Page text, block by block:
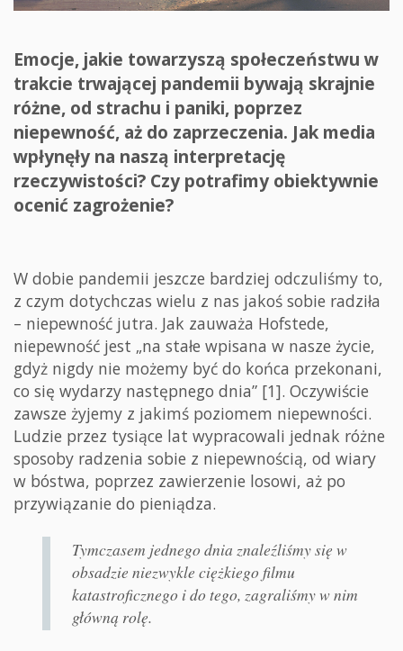
Emocje, jakie towarzyszą społeczeństwu w
trakcie trwającej pandemii bywają skrajnie
różne, od strachu i paniki, poprzez
niepewność, aż do zaprzeczenia. Jak media
wpłynęły na naszą interpretację
rzeczywistości? Czy potrafimy obiektywnie
ocenić zagrożenie?
W dobie pandemii jeszcze bardziej odczuliśmy to,
z czym dotychczas wielu z nas jakoś sobie radziła
– niepewność jutra. Jak zauważa Hofstede,
niepewność jest „na stałe wpisana w nasze życie,
gdyż nigdy nie możemy być do końca przekonani,
co się wydarzy następnego dnia” [1]. Oczywiście
zawsze żyjemy z jakimś poziomem niepewności.
Ludzie przez tysiące lat wypracowali jednak różne
sposoby radzenia sobie z niepewnością, od wiary
w bóstwa, poprzez zawierzenie losowi, aż po
przywiązanie do pieniądza.
Tymczasem jednego dnia znaleźliśmy się w
obsadzie niezwykle ciężkiego filmu
katastroficznego i do tego, zagraliśmy w nim
główną rolę.